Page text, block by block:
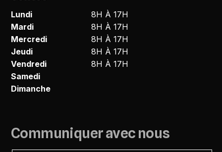
Lundi
8H À 17H
Mardi
8H À 17H
Mercredi
8H À 17H
Jeudi
8H À 17H
Vendredi
8H À 17H
Samedi
Dimanche
Communiquer avec nous